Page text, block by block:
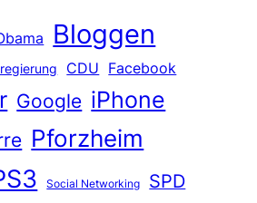
Bloggen
CDU Facebook
Google iPhone
Pforzheim
Social Networking
SPD